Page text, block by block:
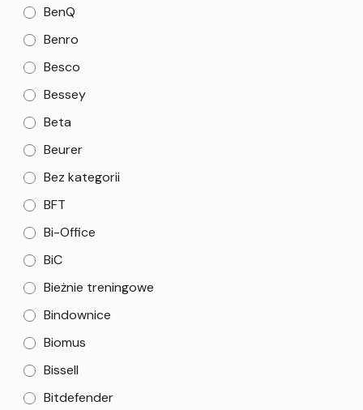
BenQ
Benro
Besco
Bessey
Beta
Beurer
Bez kategorii
BFT
Bi-Office
BiC
Bieżnie treningowe
Bindownice
Biomus
Bissell
Bitdefender